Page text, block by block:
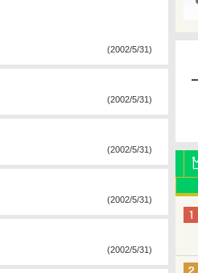
(2002/5/31)
(2002/5/31)
(2002/5/31)
(2002/5/31)
(2002/5/31)